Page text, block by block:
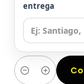
entrega
Cantidad